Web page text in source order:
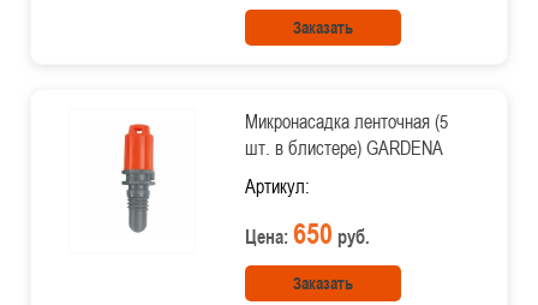
Заказать
Микронасадка ленточная (5
шт. в блистере) GARDENA
Артикул:
Цена: 650 руб.
Заказать